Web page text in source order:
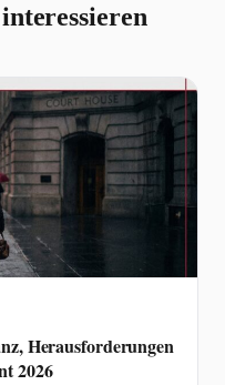
Herausforderungen
2026